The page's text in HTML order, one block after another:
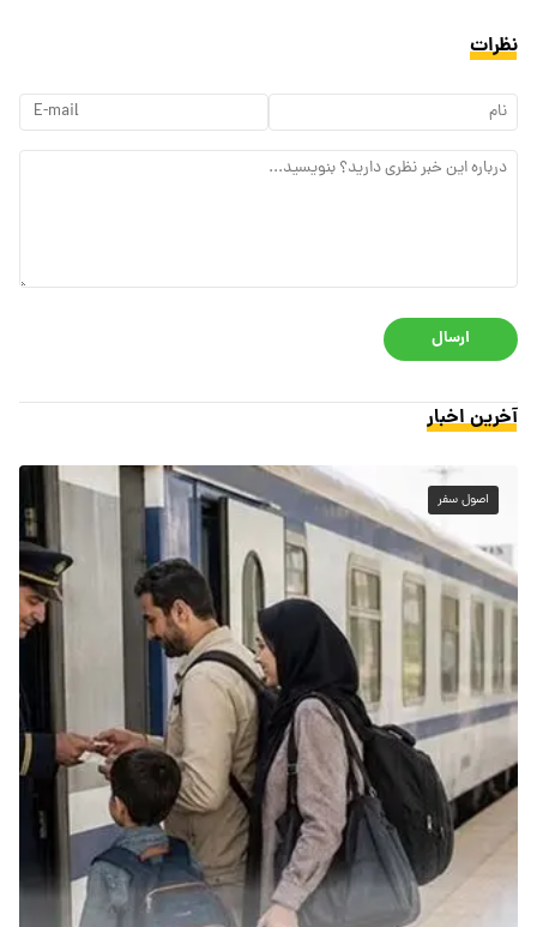
نظرات
ارسال
آخرین اخبار
اصول سفر